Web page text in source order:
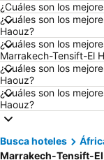
Hoteles en San
Hoteles en Chillán
Hoteles en Curazao
Hoteles en Región
Hoteles en Isla de
Hoteles en Cerdeña
Hoteles en Provincia
Hoteles en Lacio
¿Cuáles son los
¿Cuáles son los
Haouz?
¿Cuáles son los
Marrakech-Tensift-El
¿Cuáles son los
Haouz?
¿Cuáles son los
Haouz?
Busca hoteles
Marrakech-Tensift-